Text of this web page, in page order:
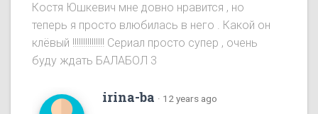
Костя Юшкевич мне довно нравится , но
теперь я просто влюбилась в него . Какой он
клёвый !!!!!!!!!!!!!!! Сериал просто супер , очень
буду ждать БАЛАБОЛ 3
irina-ba · 12 years ago